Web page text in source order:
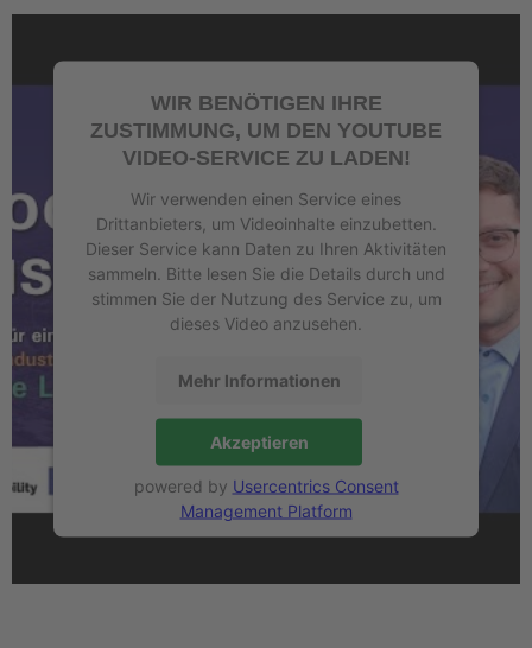
WIR BENÖTIGEN IHRE
ZUSTIMMUNG, UM DEN YOUTUBE
VIDEO-SERVICE ZU LADEN!
Wir verwenden einen Service eines
Drittanbieters, um Videoinhalte einzubetten.
Dieser Service kann Daten zu Ihren Aktivitäten
sammeln. Bitte lesen Sie die Details durch und
stimmen Sie der Nutzung des Service zu, um
dieses Video anzusehen.
Mehr Informationen
Akzeptieren
powered by Usercentrics Consent
Management Platform